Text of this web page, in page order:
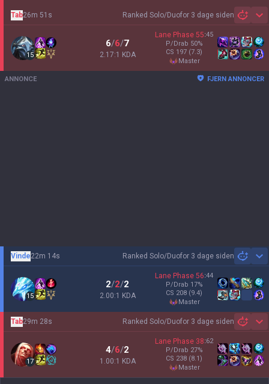
Ranked Solo/Duofor 3 dage siden
Tab26m 51s
15
6/6/7
2.17:1 KDA
Lane Phase 55:45
P/Drab 50%
CS 197 (7.3)
master
ANNONCE FJERN ANNONCER
Ranked Solo/Duofor 3 dage siden
Vinde22m 14s
15
2/2/2
2.00:1 KDA
Lane Phase 56:44
P/Drab 17%
CS 208 (9.4)
master
Ranked Solo/Duofor 3 dage siden
Tab29m 28s
17
4/6/2
1.00:1 KDA
Lane Phase 38:62
P/Drab 27%
CS 238 (8.1)
master